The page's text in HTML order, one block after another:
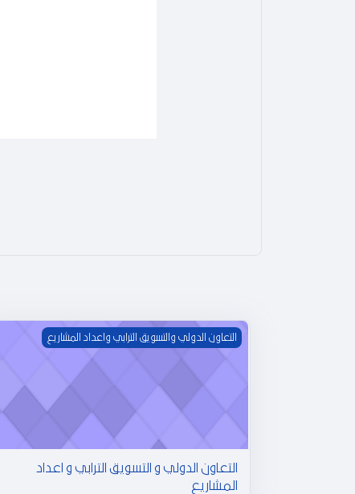
التعاون الدولي و التسويق الترابي و اعداد المشاريع
التعاون الدولي والتسويق الترابي واعداد المشاريع
التعاون الدولي و التسويق الترابي و اعداد
المشاريع